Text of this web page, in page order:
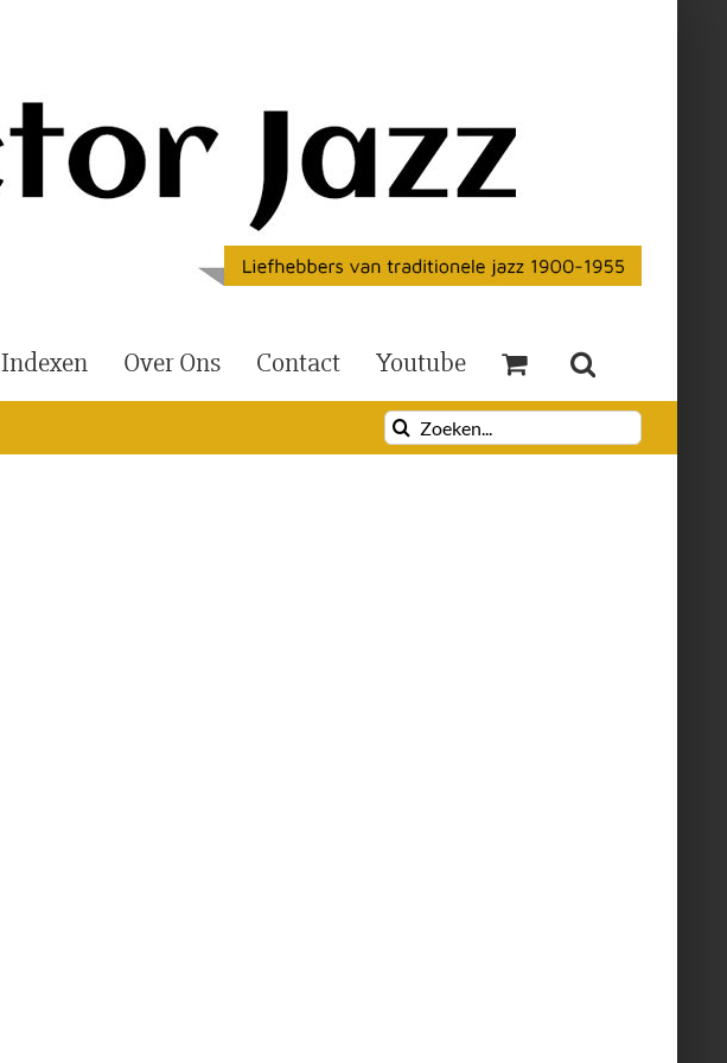
Indexen Over Ons Contact Youtube
Zoeken
naar: